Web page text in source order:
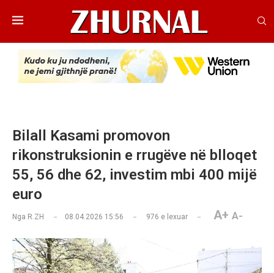
Bilall Kasami promovon
rikonstruksionin e rrugëve në blloqet
55, 56 dhe 62, investim mbi 400 mijë
euro
Nga R.ZH 08.04.2026 15:56 976 e lexuar A+ A-